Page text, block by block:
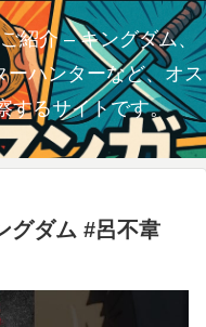
紹介 – キングダム、
ーハンターなど、オス
するサイトです。
グダム #呂不韋